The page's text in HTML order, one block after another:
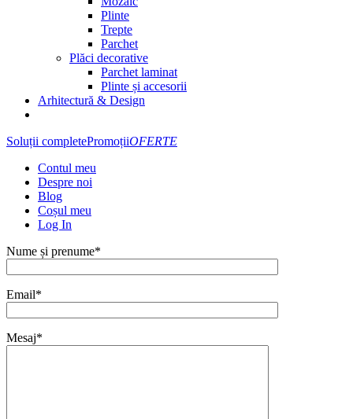
Plinte
Trepte
Parchet
Plăci decorative
Parchet laminat
Plinte și accesorii
Arhitectură & Design
Soluții completePromoțiiOFERTE
Contul meu
Despre noi
Blog
Coșul meu
Log In
Nume și prenume*
Email*
Mesaj*